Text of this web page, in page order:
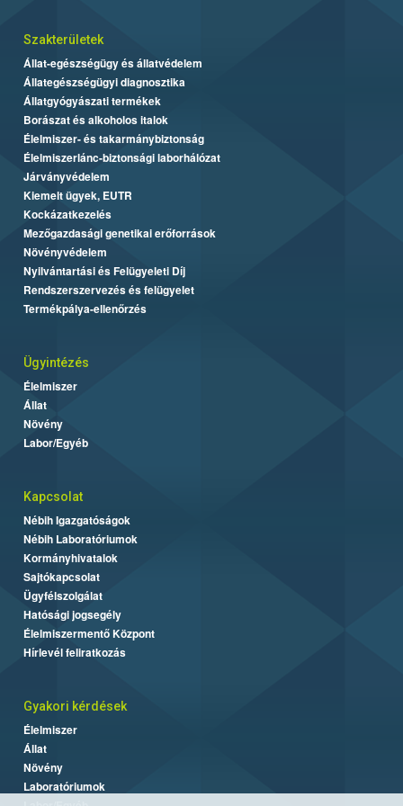
Szakterületek
Állat-egészségügy és állatvédelem
Állategészségügyi diagnosztika
Állatgyógyászati termékek
Borászat és alkoholos italok
Élelmiszer- és takarmánybiztonság
Élelmiszerlánc-biztonsági laborhálózat
Járványvédelem
Kiemelt ügyek, EUTR
Kockázatkezelés
Mezőgazdasági genetikai erőforrások
Növényvédelem
Nyilvántartási és Felügyeleti Díj
Rendszerszervezés és felügyelet
Termékpálya-ellenőrzés
Ügyintézés
Élelmiszer
Állat
Növény
Labor/Egyéb
Kapcsolat
Nébih Igazgatóságok
Nébih Laboratóriumok
Kormányhivatalok
Sajtókapcsolat
Ügyfélszolgálat
Hatósági jogsegély
Élelmiszermentő Központ
Hírlevél feliratkozás
Gyakori kérdések
Élelmiszer
Állat
Növény
Laboratóriumok